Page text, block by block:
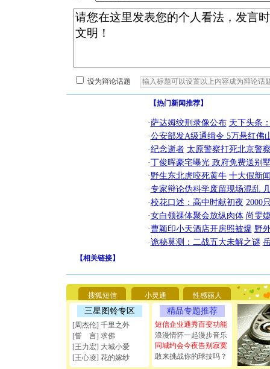
设为辩论话题
【热门新闻推荐】
·萨达姆绞刑录像公布 天下头条
·公安部发A级通缉令 5万悬红佛
·纪念逝者 太原警察打死北京警
·丁俊晖豪宅曝光 政府免费送别
·野生东北虎咬死黄牛 十大假新
·专家辩论伪科学废留现场混乱
·校花口述：高中时献初夜 2000
·女白领祼体聚会放纵肉体 尚雯
·曹颖印小天酒店开房照被爆 野
·诡秘莫测：二战五大未解之谜
【相关链接】
搜狐短信 小灵通 性感丽人
三星图铃专区
[周杰伦] 千里之外
[誓 言] 求佛
[王力宏] 大城小爱
[王心凌] 花的嫁纱
精品专题推荐
短信企业通秀百变功能
浪漫情怀一起漫步音乐
同城约会今夜告别寂寞
敢来挑战你的球技吗？
[圣诞节]
能正大
天都要快
[圣诞节]
如意,快
[元旦]看
断电。爱
你是我专
[元旦]如